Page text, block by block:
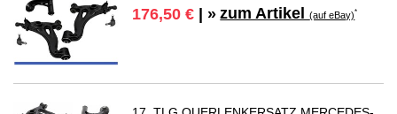
176,50 € | » zum Artikel(auf eBay)*